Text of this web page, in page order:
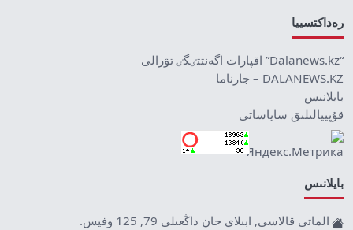
رەداكتسييا
“Dalanews.kz” اقپارات اگەنتتٸگٸ تۋرالى
DALANEWS.KZ – جارناما
بايلانىس
قۇپييالىلىق ساياساتى
بايلانىس
الماتى قالاسى, ابىلاي حان داڭعىلى 79, 125 وفيس.